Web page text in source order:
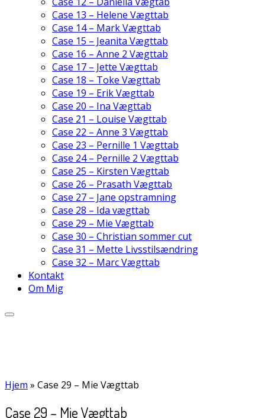
Case 13 – Helene Vægttab
Case 14 – Mark Vægttab
Case 15 – Jeanita Vægttab
Case 16 – Anne 2 Vægttab
Case 17 – Jette Vægttab
Case 18 – Toke Vægttab
Case 19 – Erik Vægttab
Case 20 – Ina Vægttab
Case 21 – Louise Vægttab
Case 22 – Anne 3 Vægttab
Case 23 – Pernille 1 Vægttab
Case 24 – Pernille 2 Vægttab
Case 25 – Kirsten Vægttab
Case 26 – Prasath Vægttab
Case 27 – Jane opstramning
Case 28 – Ida vægttab
Case 29 – Mie Vægttab
Case 30 – Christian sommer cut
Case 31 – Mette Livsstilsændring
Case 32 – Marc Vægttab
Kontakt
Om Mig
Hjem » Case 29 – Mie Vægttab
Case 29 – Mie Vægttab